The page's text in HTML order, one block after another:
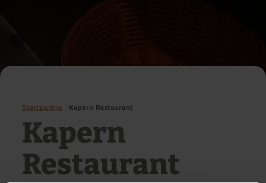
Startpagina Kapern Restaurant
Kapern
Restaurant